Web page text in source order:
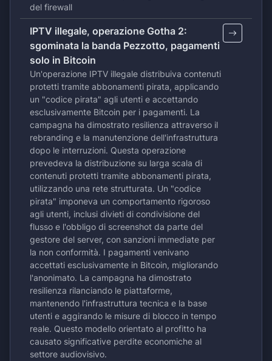
del firewall
IPTV illegale, operazione Gotha 2:
sgominata la banda Pezzotto, pagamenti
solo in Bitcoin
Un'operazione IPTV illegale distribuiva contenuti
protetti tramite abbonamenti pirata, applicando
un "codice pirata" agli utenti e accettando
esclusivamente Bitcoin per i pagamenti. La
campagna ha dimostrato resilienza attraverso il
rebranding e la manutenzione dell'infrastruttura
dopo le interruzioni. Questa operazione
prevedeva la distribuzione su larga scala di
contenuti protetti tramite abbonamenti pirata,
utilizzando una rete strutturata. Un "codice
pirata" imponeva un comportamento rigoroso
agli utenti, inclusi divieti di condivisione del
flusso e l'obbligo di screenshot da parte del
gestore del server, con sanzioni immediate per
la non conformità. I ​​pagamenti venivano
accettati esclusivamente in Bitcoin, migliorando
l'anonimato. La campagna ha dimostrato
resilienza rilanciando le piattaforme,
mantenendo l'infrastruttura tecnica e la base
utenti e aggirando le misure di blocco in tempo
reale. Questo modello orientato al profitto ha
causato significative perdite economiche al
settore audiovisivo.